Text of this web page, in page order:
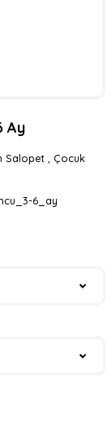
Ay
Salopet
Çocuk
6_ay